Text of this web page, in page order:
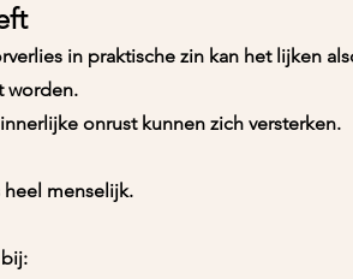
in praktische zin kan het lijken
worden.
onrust kunnen zich versterken.
menselijk.